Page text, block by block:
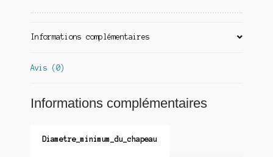
Informations complémentaires
Avis (0)
Informations complémentaires
Diametre_minimum_du_chapeau